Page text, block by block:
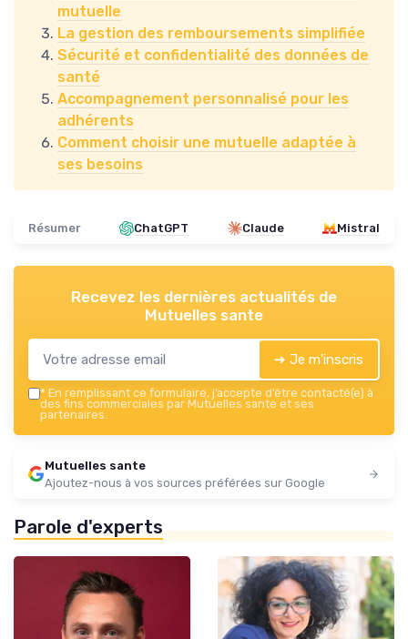
mutuelle
La gestion des remboursements simplifiée
Sécurité et confidentialité des données de
santé
Accompagnement personnalisé pour les
adhérents
Comment choisir une mutuelle adaptée à
ses besoins
Résumer ChatGPT Claude Mistral
Recevez les dernières actualités de
Mutuelles sante
➔ Je m'inscris
* En remplissant ce formulaire, j’accepte d’être contacté(e) à
des fins commerciales par Mutuelles sante et ses
partenaires.
Mutuelles sante
Ajoutez-nous à vos sources préférées sur Google
Parole d'experts